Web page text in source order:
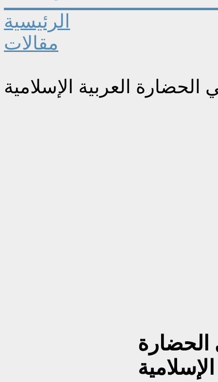
الرئيسية
مقالات
العربية الإسلامية